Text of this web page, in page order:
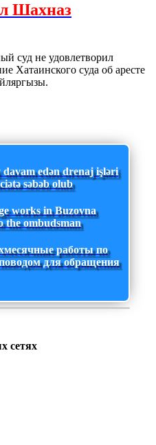
Шахназ
суд не удовлетворил
Хатаинского суда об аресте
edən drenaj işləri
səbəb olub
works in Buzovna
the ombudsman
работы по
для обращения
сетях